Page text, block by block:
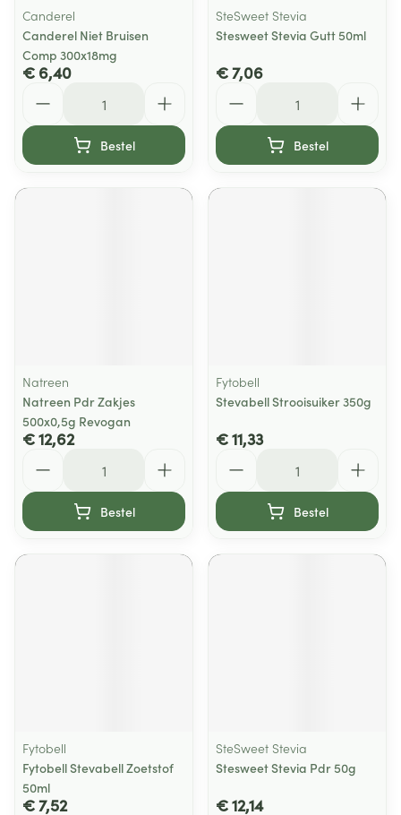
Canderel
Canderel Niet Bruisen
Comp 300x18mg
€ 6,40
Bestel
SteSweet Stevia
Stesweet Stevia Gutt 50ml
€ 7,06
Bestel
Natreen
Natreen Pdr Zakjes
500x0,5g Revogan
€ 12,62
Bestel
Fytobell
Stevabell Strooisuiker 350g
€ 11,33
Bestel
Fytobell
Fytobell Stevabell Zoetstof
50ml
€ 7,52
SteSweet Stevia
Stesweet Stevia Pdr 50g
€ 12,14